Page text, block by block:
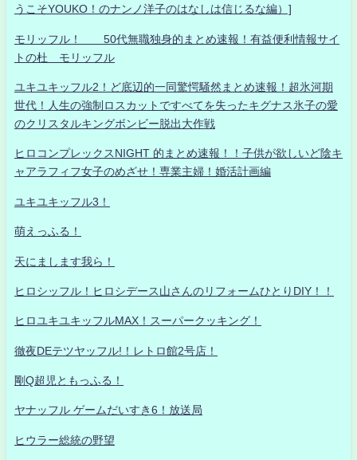
うこそYOUKO！のナンノ洋子のはなしは信じるな編）]
モリッフル！ 50代無職独身的まとめ速報！有益便利情報サイ
トの杜 モリッフル
ユキユキッフル2！ど底辺的一同驚愕騒然まとめ速報！超氷河期
世代！人生の強制ロスカットですべてを失ったキグナス氷子の愛
のクリスタルキングボンビー脱出大作戦
ヒロコンプレックスNIGHT 的まとめ速報！！子供が欲しいど陰キ
ャアラフィフ女子のめざせ！専業主婦！婚活計画編
ユキユキッフル3！
萌えっふる！
天にまします我ら！
ヒロシッフル！ヒロシデース山さんのリフォームひとりDIY！！
ヒロユキユキッフルMAX！スーパークッキング！
徹夜DEテツヤッフル!！レトロ館2号店！
剛Q超児ともっふる！
ヤナッフル ゲームだいすき6！放送局
ヒウラー総統の野望